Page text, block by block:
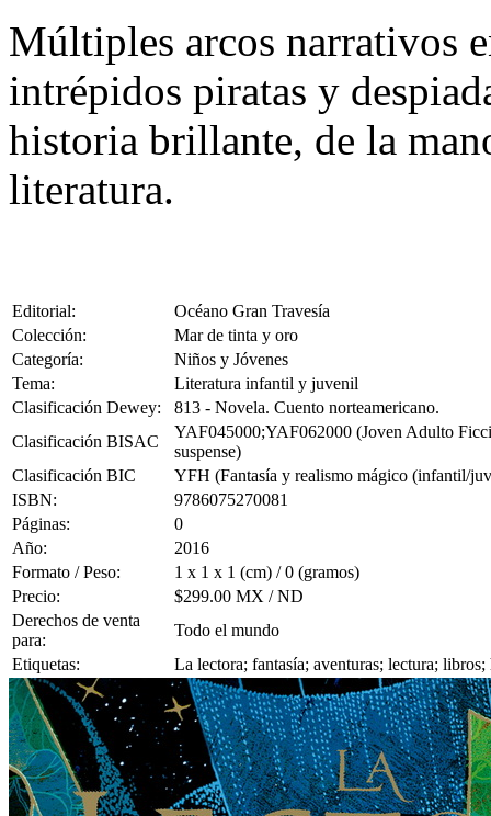
Múltiples arcos narrativos
intrépidos piratas y
historia brillante, de la
literatura.
Editorial:
Océano Gran Travesía
Colección:
Mar de tinta y oro
Categoría:
Niños y Jóvenes
Tema:
Literatura infantil y juvenil
Clasificación Dewey:
813 - Novela. Cuento norteamericano.
Clasificación BISAC
YAF045000;YAF062000 (Joven Adulto
suspense)
Clasificación BIC
YFH (Fantasía y realismo mágico (infantil/
ISBN:
9786075270081
Páginas:
0
Año:
2016
Formato / Peso:
1 x 1 x 1 (cm) / 0 (gramos)
Precio:
$299.00 MX / ND
Derechos de venta
para:
Todo el mundo
Etiquetas:
La lectora; fantasía; aventuras; lectura;